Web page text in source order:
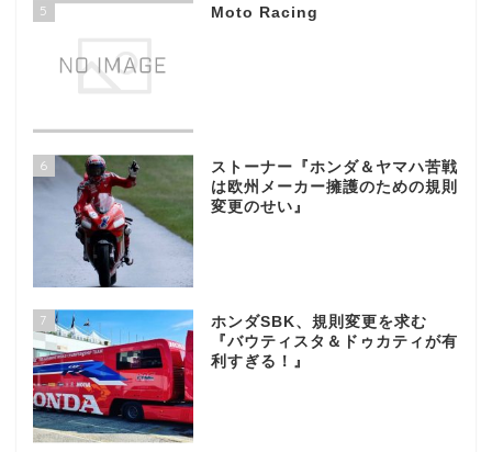
5 Moto Racing
6
ストーナー『ホンダ＆ヤマハ苦戦
は欧州メーカー擁護のための規則
変更のせい』
7
ホンダSBK、規則変更を求む
『バウティスタ＆ドゥカティが有
利すぎる！』